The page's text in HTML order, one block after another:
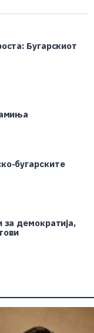
Бугарскиот
бугарските
за демократија,